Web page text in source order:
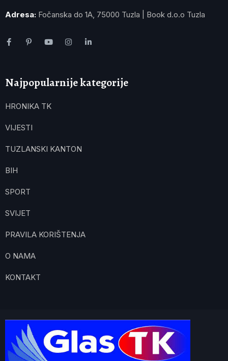
Adresa: Fočanska do 1A, 75000 Tuzla | Book d.o.o Tuzla
Najpopularnije kategorije
HRONIKA TK
VIJESTI
TUZLANSKI KANTON
BIH
SPORT
SVIJET
PRAVILA KORIŠTENJA
O NAMA
KONTAKT